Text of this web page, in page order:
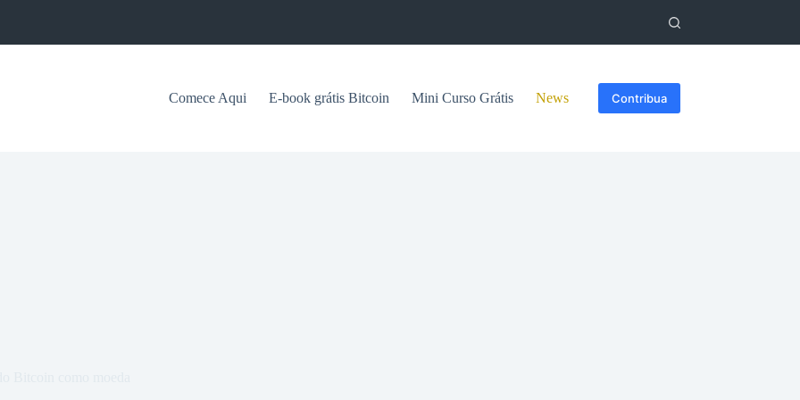
Comece Aqui E-book grátis Bitcoin Mini Curso Grátis News Contribua